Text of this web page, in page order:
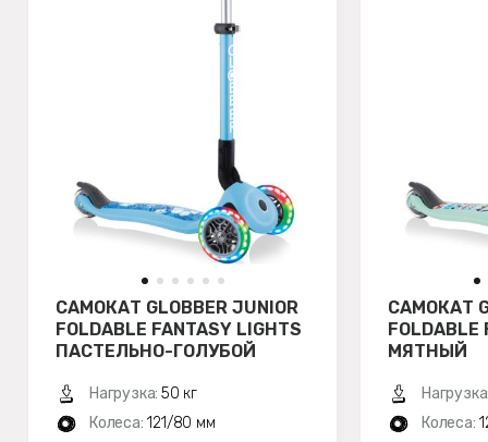
САМОКАТ GLOBBER JUNIOR
FOLDABLE FANTASY LIGHTS
ПАСТЕЛЬНО-ГОЛУБОЙ
Нагрузка: 50 кг
Колеса: 121/80 мм
САМОКАТ
FOLDABLE
МЯТНЫЙ
Колеса: